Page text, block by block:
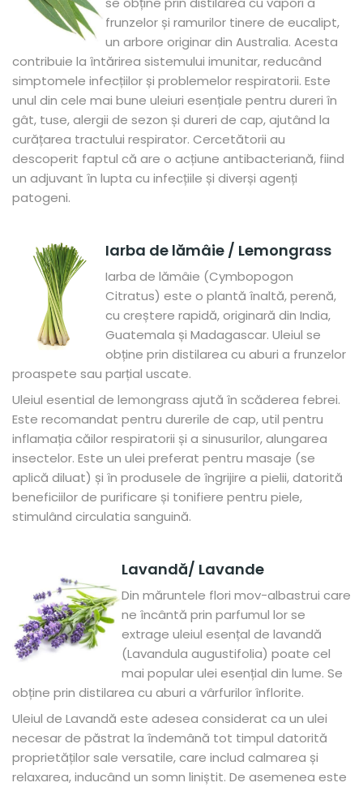
frunzelor și ramurilor tinere de eucalipt,
un arbore originar din Australia. Acesta
contribuie la întărirea sistemului imunitar, reducând
simptomele infecțiilor și problemelor respiratorii. Este
unul din cele mai bune uleiuri esențiale pentru dureri în
gât, tuse, alergii de sezon și dureri de cap, ajutând la
curățarea tractului respirator. Cercetătorii au
descoperit faptul că are o acțiune antibacteriană, fiind
un adjuvant în lupta cu infecțiile și diverși agenți
patogeni.
Iarba de lămâie / Lemongrass
Iarba de lămâie (Cymbopogon
Citratus) este o plantă înaltă, perenă,
cu creștere rapidă, originară din India,
Guatemala și Madagascar. Uleiul se
obține prin distilarea cu aburi a frunzelor
proaspete sau parțial uscate.
Uleiul esential de lemongrass ajută în scăderea febrei.
Este recomandat pentru durerile de cap, util pentru
inflamația căilor respiratorii și a sinusurilor, alungarea
insectelor. Este un ulei preferat pentru masaje (se
aplică diluat) și în produsele de îngrijire a pielii, datorită
beneficiilor de purificare și tonifiere pentru piele,
stimulând circulatia sanguină.
Lavandă/ Lavande
Din măruntele flori mov-albastrui care
ne încântă prin parfumul lor se
extrage uleiul esențal de lavandă
(Lavandula augustifolia) poate cel
mai popular ulei esențial din lume. Se
obține prin distilarea cu aburi a vârfurilor înflorite.
Uleiul de Lavandă este adesea considerat ca un ulei
necesar de păstrat la îndemână tot timpul datorită
proprietăților sale versatile, care includ calmarea și
relaxarea, inducând un somn liniștit. De asemenea este